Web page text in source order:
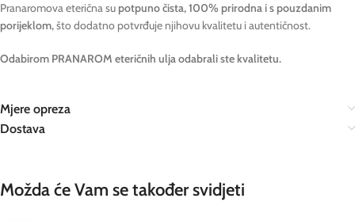
Pranaromova eterična supotpuno čista, 100% prirodna i s pouzdanim
porijeklom,što dodatno potvrđuje njihovu kvalitetu i autentičnost.
Odabirom PRANAROM eteričnih ulja odabrali ste kvalitetu.
Mjere opreza
Dostava
Možda će Vam se također svidjeti